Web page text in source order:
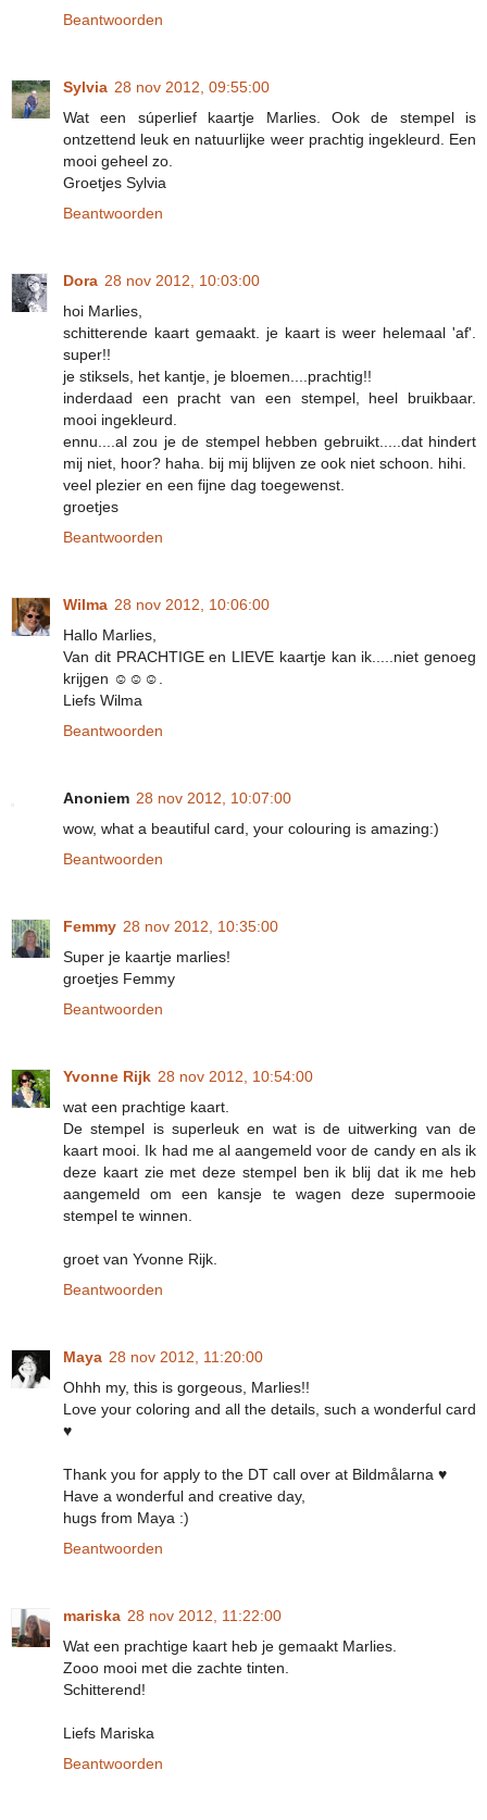
Beantwoorden
Sylvia 28 nov 2012, 09:55:00
Wat een súperlief kaartje Marlies. Ook de stempel is
ontzettend leuk en natuurlijke weer prachtig ingekleurd. Een
mooi geheel zo.
Groetjes Sylvia
Beantwoorden
Dora 28 nov 2012, 10:03:00
hoi Marlies,
schitterende kaart gemaakt. je kaart is weer helemaal 'af'.
super!!
je stiksels, het kantje, je bloemen....prachtig!!
inderdaad een pracht van een stempel, heel bruikbaar.
mooi ingekleurd.
ennu....al zou je de stempel hebben gebruikt.....dat hindert
mij niet, hoor? haha. bij mij blijven ze ook niet schoon. hihi.
veel plezier en een fijne dag toegewenst.
groetjes
Beantwoorden
Wilma 28 nov 2012, 10:06:00
Hallo Marlies,
Van dit PRACHTIGE en LIEVE kaartje kan ik.....niet genoeg
krijgen ☺☺☺.
Liefs Wilma
Beantwoorden
Anoniem 28 nov 2012, 10:07:00
wow, what a beautiful card, your colouring is amazing:)
Beantwoorden
Femmy 28 nov 2012, 10:35:00
Super je kaartje marlies!
groetjes Femmy
Beantwoorden
Yvonne Rijk 28 nov 2012, 10:54:00
wat een prachtige kaart.
De stempel is superleuk en wat is de uitwerking van de
kaart mooi. Ik had me al aangemeld voor de candy en als ik
deze kaart zie met deze stempel ben ik blij dat ik me heb
aangemeld om een kansje te wagen deze supermooie
stempel te winnen.
groet van Yvonne Rijk.
Beantwoorden
Maya 28 nov 2012, 11:20:00
Ohhh my, this is gorgeous, Marlies!!
Love your coloring and all the details, such a wonderful card
♥
Thank you for apply to the DT call over at Bildmålarna ♥
Have a wonderful and creative day,
hugs from Maya :)
Beantwoorden
mariska 28 nov 2012, 11:22:00
Wat een prachtige kaart heb je gemaakt Marlies.
Zooo mooi met die zachte tinten.
Schitterend!
Liefs Mariska
Beantwoorden